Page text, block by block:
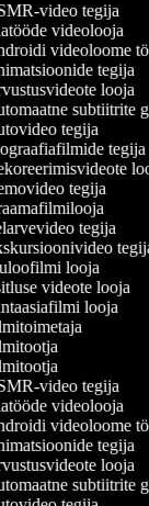
video tegija
videolooja
videoloome
tegija
looja
subtiitrite
tegija
tegija
tegija
tegija
tegija
looja
videote looja
looja
video tegija
videolooja
videoloome
tegija
looja
subtiitrite